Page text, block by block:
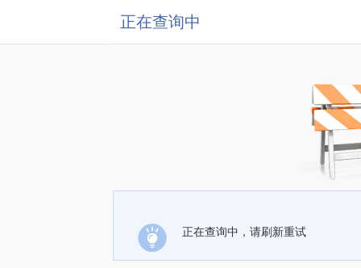
正在查询中
正在查询中，请刷新重试